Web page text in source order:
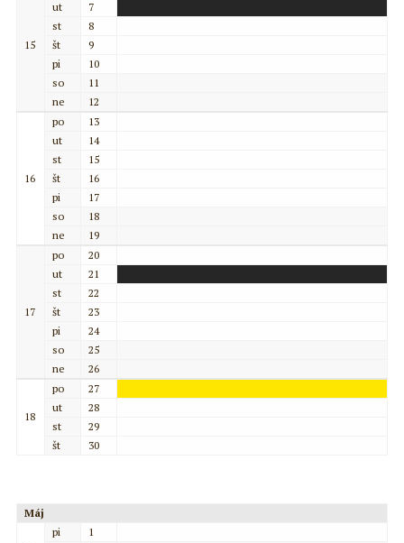
15
ut
7
st
8
št
9
pi
10
so
11
ne
12
16
po
13
ut
14
st
15
št
16
pi
17
so
18
ne
19
17
po
20
ut
21
st
22
št
23
pi
24
so
25
ne
26
18
po
27
ut
28
st
29
št
30
Máj
pi
1